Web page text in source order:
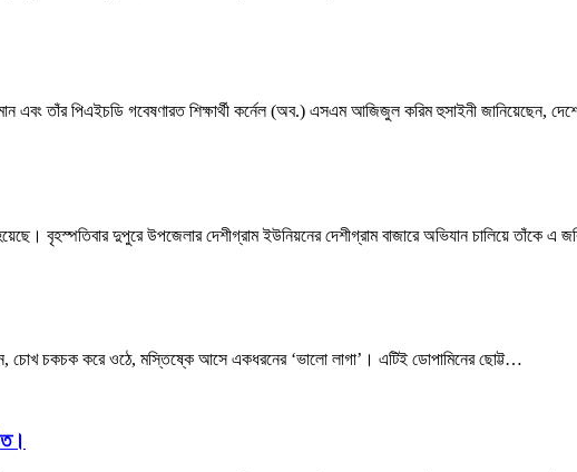
এবং তাঁর পিএইচডি গবেষণারত শিক্ষার্থী কর্নেল (অব.) এসএম আজিজুল করিম হুসাইনী জানিয়েছেন,
বৃহস্পতিবার দুপুরে উপজেলার দেশীগ্রাম ইউনিয়নের দেশীগ্রাম বাজারে অভিযান চালিয়ে তাঁকে এ
চোখ চকচক করে ওঠে, মস্তিষ্কে আসে একধরনের ‘ভালো লাগা’। এটিই ডোপামিনের ছোট্ট…